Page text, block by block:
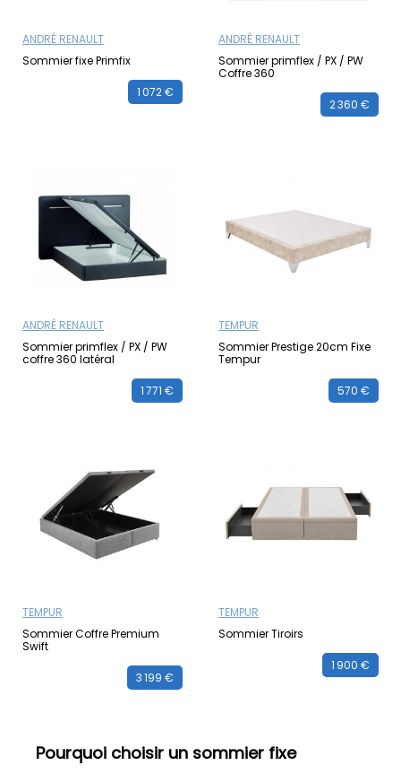
ANDRÉ RENAULT
Sommier fixe Primfix
1 072 €
ANDRÉ RENAULT
Sommier primflex / PX / PW
Coffre 360
2 360 €
ANDRÉ RENAULT
Sommier primflex / PX / PW
coffre 360 latéral
1 771 €
TEMPUR
Sommier Prestige 20cm Fixe
Tempur
570 €
TEMPUR
Sommier Coffre Premium
Swift
3 199 €
TEMPUR
Sommier Tiroirs
1 900 €
Pourquoi choisir un sommier fixe